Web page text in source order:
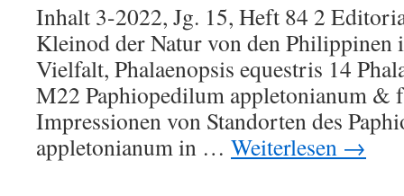
Inhalt 3-2022, Jg. 15, Heft 84 2
Kleinod der Natur von den Philippinen
Vielfalt, Phalaenopsis equestris 14
M22 Paphiopedilum appletonianum &
Impressionen von Standorten des
appletonianum in … Weiterlesen →